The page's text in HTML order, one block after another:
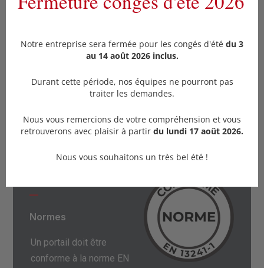
La découpe plasma offre des résultats fins et
Normes
Un portail doit être
conforme à la norme EN
Notre entreprise sera fermée pour les congés d'été du 3
au 14 août 2026 inclus.
Durant cette période, nos équipes ne pourront pas
traiter les demandes.
Nous vous remercions de votre compréhension et vous
retrouverons avec plaisir à partir du lundi 17 août 2026.
Nous vous souhaitons un très bel été !